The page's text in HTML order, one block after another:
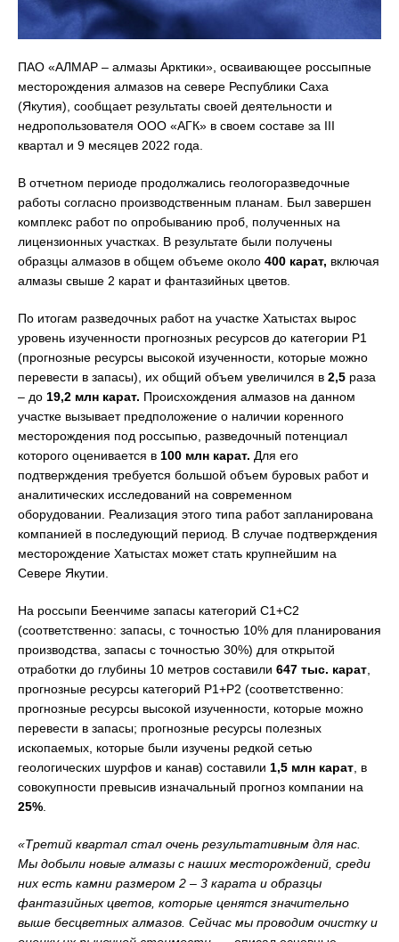
ПАО «АЛМАР – алмазы Арктики», осваивающее россыпные
месторождения алмазов на севере Республики Саха
(Якутия), сообщает результаты своей деятельности и
недропользователя ООО «АГК» в своем составе за III
квартал и 9 месяцев 2022 года.
В отчетном периоде продолжались геологоразведочные
работы согласно производственным планам. Был завершен
комплекс работ по опробыванию проб, полученных на
лицензионных участках. В результате были получены
образцы алмазов в общем объеме около 400 карат, включая
алмазы свыше 2 карат и фантазийных цветов.
По итогам разведочных работ на участке Хатыстах вырос
уровень изученности прогнозных ресурсов до категории Р1
(прогнозные ресурсы высокой изученности, которые можно
перевести в запасы), их общий объем увеличился в 2,5 раза
– до 19,2 млн карат. Происхождения алмазов на данном
участке вызывает предположение о наличии коренного
месторождения под россыпью, разведочный потенциал
которого оценивается в 100 млн карат. Для его
подтверждения требуется большой объем буровых работ и
аналитических исследований на современном
оборудовании. Реализация этого типа работ запланирована
компанией в последующий период. В случае подтверждения
месторождение Хатыстах может стать крупнейшим на
Севере Якутии.
На россыпи Беенчиме запасы категорий С1+С2
(соответственно: запасы, с точностью 10% для планирования
производства, запасы с точностью 30%) для открытой
отработки до глубины 10 метров составили 647 тыс. карат
прогнозные ресурсы категорий Р1+Р2 (соответственно:
прогнозные ресурсы высокой изученности, которые можно
перевести в запасы; прогнозные ресурсы полезных
ископаемых, которые были изучены редкой сетью
геологических шурфов и канав) составили 1,5 млн карат , в
совокупности превысив изначальный прогноз компании на
25%
«Третий квартал стал очень результативным для нас.
Мы добыли новые алмазы с наших месторождений, среди
них есть камни размером 2 – 3 карата и образцы
фантазийных цветов, которые ценятся значительно
выше бесцветных алмазов. Сейчас мы проводим очистку и